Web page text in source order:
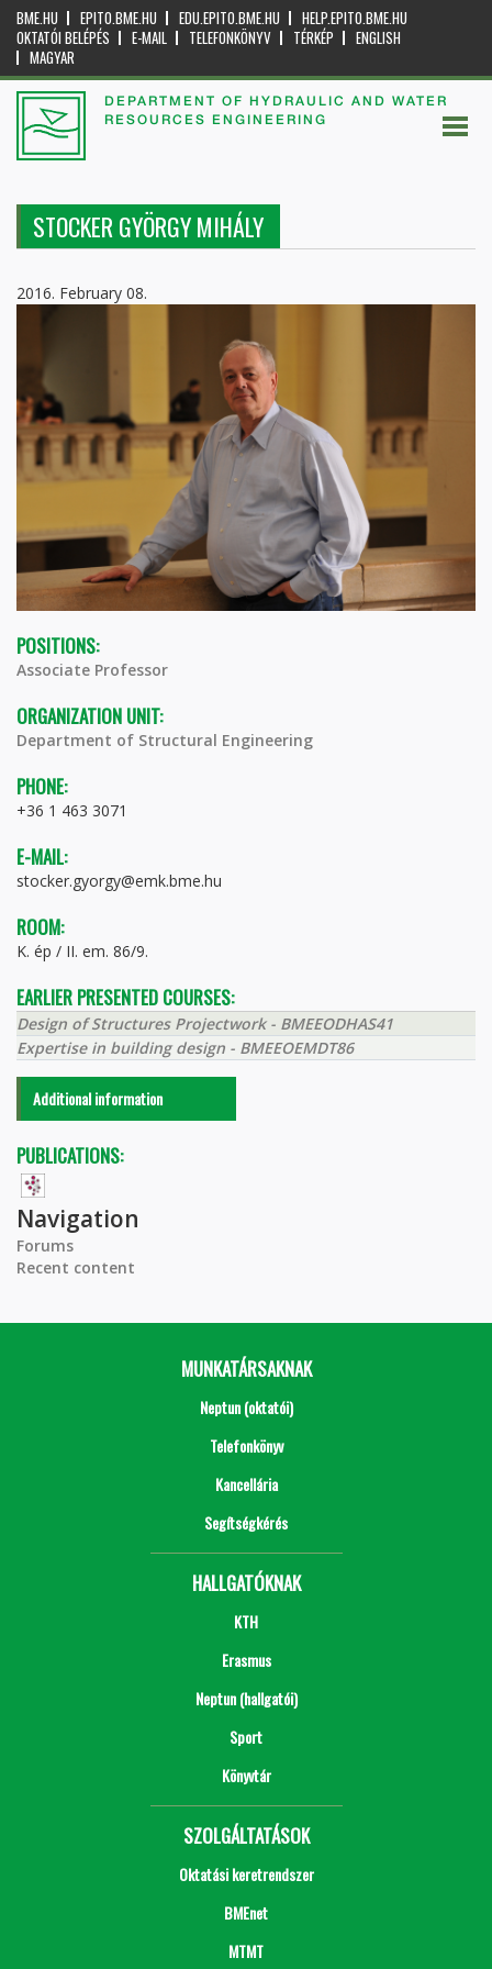
BME.HU EPITO.BME.HU EDU.EPITO.BME.HU
HELP.EPITO.BME.HU
OKTATÓI BELÉPÉS
E-MAIL TELEFONKÖNYV TÉRKÉP
ENGLISH
MAGYAR
DEPARTMENT OF HYDRAULIC AND WATER
RESOURCES ENGINEERING
STOCKER GYÖRGY MIHÁLY
2016. February 08.
POSITIONS:
Associate Professor
ORGANIZATION UNIT:
Department of Structural Engineering
PHONE:
+36 1 463 3071
E-MAIL:
stocker.gyorgy@emk.bme.hu
ROOM:
K. ép / II. em. 86/9.
EARLIER PRESENTED COURSES:
Design of Structures Projectwork - BMEEODHAS41
Expertise in building design - BMEEOEMDT86
Additional information
PUBLICATIONS:
Navigation
Forums
Recent content
MUNKATÁRSAKNAK
Neptun (oktatói)
Telefonkönyv
Kancellária
Segítségkérés
HALLGATÓKNAK
KTH
Erasmus
Neptun (hallgatói)
Sport
Könyvtár
SZOLGÁLTATÁSOK
Oktatási keretrendszer
BMEnet
MTMT